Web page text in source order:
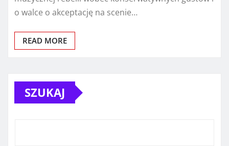
o walce o akceptację na scenie…
READ MORE
SZUKAJ